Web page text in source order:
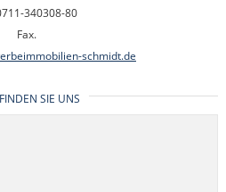
340308-80
Fax.
schmidt.de
SIE UNS